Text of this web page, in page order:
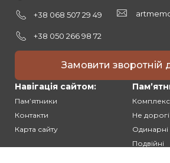
+38 068 507 29 49
+38 050 266 98 72
Замовити зворотній
Навігація сайтом:
Памʼятники
Контакти
Карта сайту
Не дорогі
Одинарні
Подвійні